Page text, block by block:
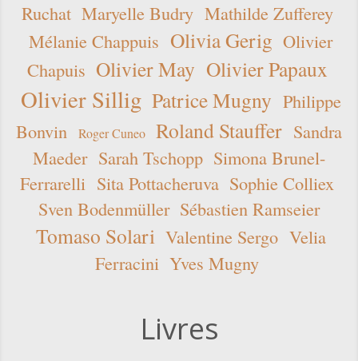
Ruchat Maryelle Budry Mathilde Zufferey
Mélanie Chappuis Olivia Gerig Olivier
Chapuis Olivier May Olivier Papaux
Olivier Sillig Patrice Mugny Philippe
Bonvin
Roger Cuneo Roland Stauffer Sandra
Maeder Sarah Tschopp Simona Brunel-
Ferrarelli Sita Pottacheruva Sophie Colliex
Sven Bodenmüller Sébastien Ramseier
Tomaso Solari Valentine Sergo Velia
Ferracini Yves Mugny
Livres